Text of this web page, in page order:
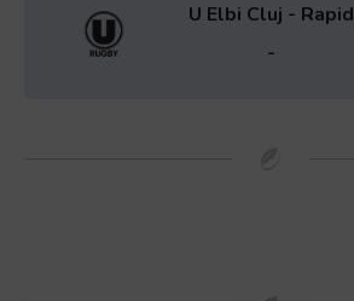
U Elbi Cluj - Rapid
-